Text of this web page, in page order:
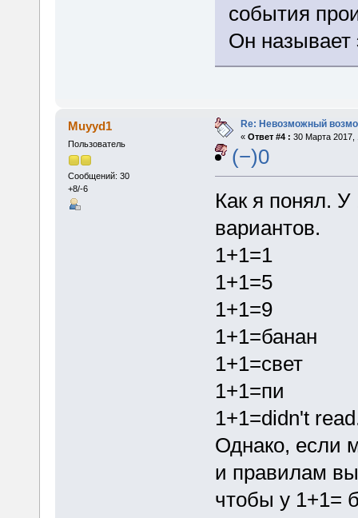
события
Он
Muyyd1
Пользователь
Сообщений: 30
+8/-6
Re: Невозможный
« Ответ #4 : 30 Марта 2017,
(−)0
Как я понял.
вариантов.
1+1=1
1+1=5
1+1=9
1+1=банан
1+1=свет
1+1=пи
1+1=didn't
Однако, если
и правилам
чтобы у 1+1=